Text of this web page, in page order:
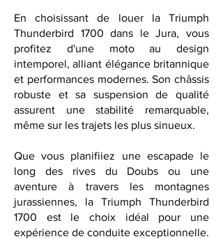
En choisissant de louer la Triumph
Thunderbird 1700 dans le Jura, vous
profitez d'une moto au design
intemporel, alliant élégance britannique
et performances modernes. Son châssis
robuste et sa suspension de qualité
assurent une stabilité remarquable,
même sur les trajets les plus sinueux.
Que vous planifiiez une escapade le
long des rives du Doubs ou une
aventure à travers les montagnes
jurassiennes, la Triumph Thunderbird
1700 est le choix idéal pour une
expérience de conduite exceptionnelle.